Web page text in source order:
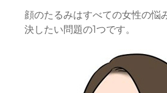
顔のたるみはすべての女性の悩
決したい問題の1つです。